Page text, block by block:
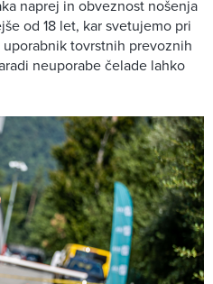
naprej in obveznost nošenja
od 18 let, kar svetujemo pri
tovrstnih prevoznih
neuporabe čelade lahko